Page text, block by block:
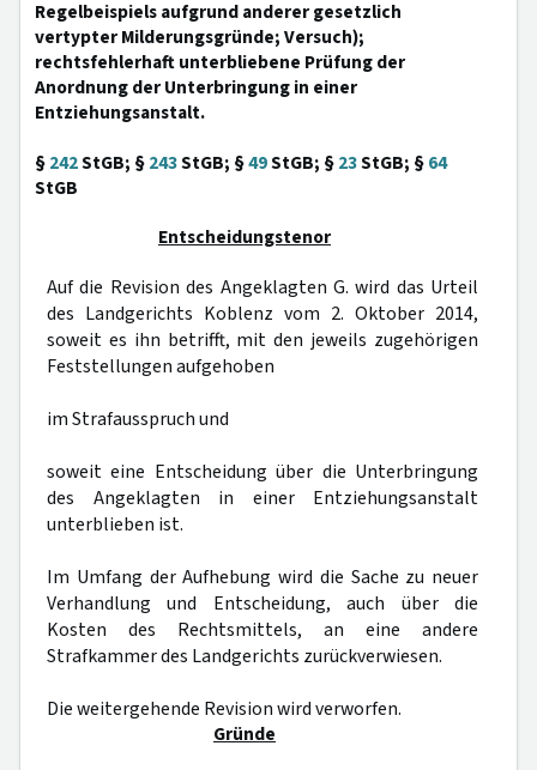
Regelbeispiels aufgrund anderer gesetzlich
vertypter Milderungsgründe; Versuch);
rechtsfehlerhaft unterbliebene Prüfung der
Anordnung der Unterbringung in einer
Entziehungsanstalt.
§242StGB; §243StGB; §49StGB; §23StGB; §64
StGB
Entscheidungstenor
Auf die Revision des Angeklagten G. wird das Urteil
des Landgerichts Koblenz vom 2. Oktober 2014,
soweit es ihn betrifft, mit den jeweils zugehörigen
Feststellungen aufgehoben
im Strafausspruch und
soweit eine Entscheidung über die Unterbringung
des Angeklagten in einer Entziehungsanstalt
unterblieben ist.
Im Umfang der Aufhebung wird die Sache zu neuer
Verhandlung und Entscheidung, auch über die
Kosten des Rechtsmittels, an eine andere
Strafkammer des Landgerichts zurückverwiesen.
Die weitergehende Revision wird verworfen.
Gründe